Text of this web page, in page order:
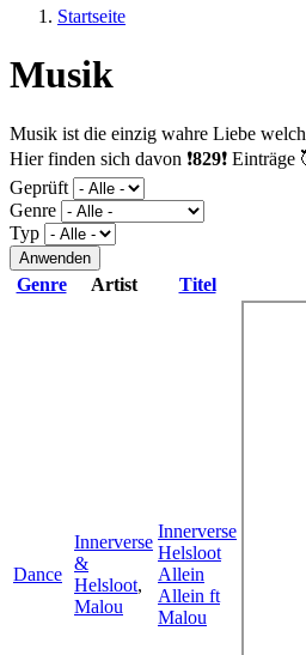
Startseite
Musik
Musik ist die einzig wahre Liebe
Hier finden sich davon ❗829❗ Einträge
Geprüft
Genre
Typ
Genre Artist Titel
Dance
Innerverse
&
Helsloot,
Malou
Innerverse
Helsloot
Allein
Allein ft
Malou